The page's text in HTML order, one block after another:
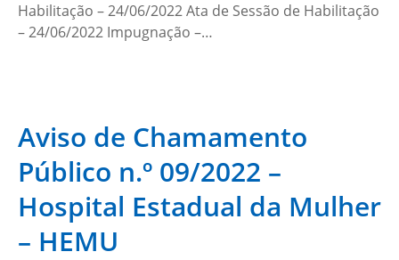
Habilitação – 24/06/2022 Ata de Sessão de Habilitação
– 24/06/2022 Impugnação –…
Aviso de Chamamento
Público n.º 09/2022 –
Hospital Estadual da Mulher
– HEMU